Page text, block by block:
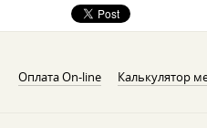
Оплата On-line Калькулятор